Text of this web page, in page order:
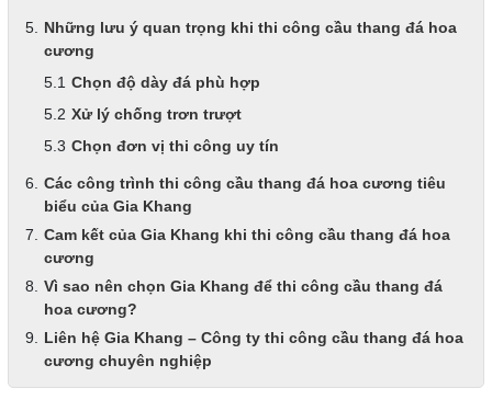
Những lưu ý quan trọng khi thi công cầu thang đá hoa
cương
Chọn độ dày đá phù hợp
Xử lý chống trơn trượt
Chọn đơn vị thi công uy tín
Các công trình thi công cầu thang đá hoa cương tiêu
biểu của Gia Khang
Cam kết của Gia Khang khi thi công cầu thang đá hoa
cương
Vì sao nên chọn Gia Khang để thi công cầu thang đá
hoa cương?
Liên hệ Gia Khang – Công ty thi công cầu thang đá hoa
cương chuyên nghiệp